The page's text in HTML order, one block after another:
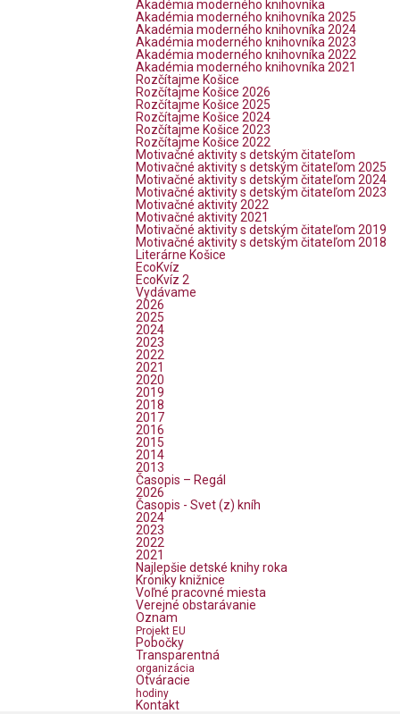
Akadémia moderného knihovníka
Akadémia moderného knihovníka 2025
Akadémia moderného knihovníka 2024
Akadémia moderného knihovníka 2023
Akadémia moderného knihovníka 2022
Akadémia moderného knihovníka 2021
Rozčítajme Košice
Rozčítajme Košice 2026
Rozčítajme Košice 2025
Rozčítajme Košice 2024
Rozčítajme Košice 2023
Rozčítajme Košice 2022
Motivačné aktivity s detským čitateľom
Motivačné aktivity s detským čitateľom 2025
Motivačné aktivity s detským čitateľom 2024
Motivačné aktivity s detským čitateľom 2023
Motivačné aktivity 2022
Motivačné aktivity 2021
Motivačné aktivity s detským čitateľom 2019
Motivačné aktivity s detským čitateľom 2018
Literárne Košice
EcoKvíz
EcoKvíz 2
Vydávame
2026
2025
2024
2023
2022
2021
2020
2019
2018
2017
2016
2015
2014
2013
Časopis – Regál
2026
Časopis - Svet (z) kníh
2024
2023
2022
2021
Najlepšie detské knihy roka
Kroniky knižnice
Voľné pracovné miesta
Verejné obstarávanie
Oznam
Projekt EU
Pobočky
Transparentná
organizácia
Otváracie
hodiny
Kontakt